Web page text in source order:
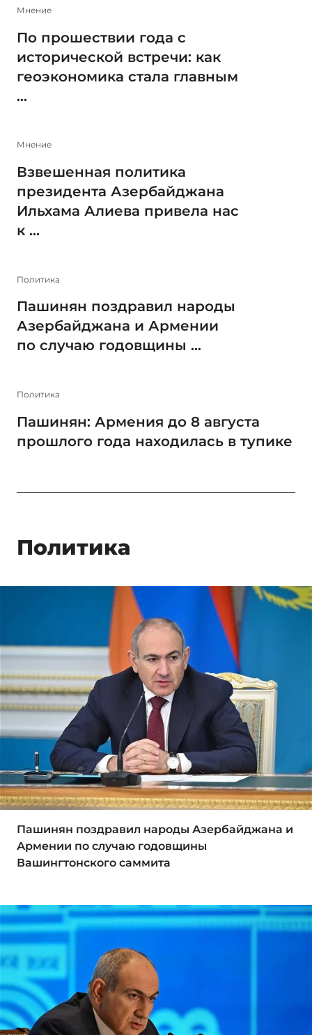
Мнение
По прошествии года с
исторической встречи: как
геоэкономика стала главным
...
Мнение
Взвешенная политика
президента Азербайджана
Ильхама Алиева привела нас
к ...
Политика
Пашинян поздравил народы
Азербайджана и Армении
по случаю годовщины ...
Политика
Пашинян: Армения до 8 августа
прошлого года находилась в тупике
Политика
Пашинян поздравил народы Азербайджана и
Армении по случаю годовщины
Вашингтонского саммита